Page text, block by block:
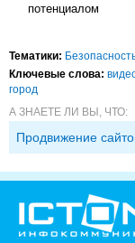
потенциалом
Тематики:
Ключевые слова:
город
А ЗНАЕТЕ ЛИ ВЫ, ЧТО:
Продвижение